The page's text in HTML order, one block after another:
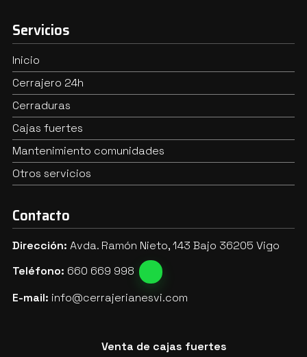
Servicios
Inicio
Cerrajero 24h
Cerraduras
Cajas fuertes
Mantenimiento comunidades
Otros servicios
Contacto
Dirección: Avda. Ramón Nieto, 143 Bajo 36205 Vigo
Teléfono: 660 669 998
E-mail: info@cerrajerianesvi.com
Venta de cajas fuertes